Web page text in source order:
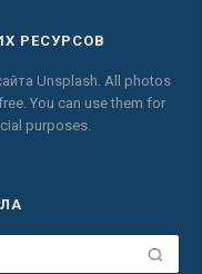
РЕСУРСОВ
Unsplash. All photos
You can use them for
purposes.